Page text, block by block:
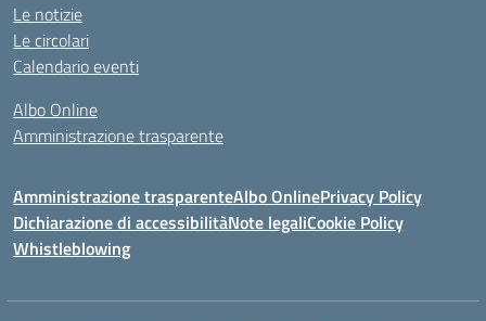
Le notizie
Le circolari
Calendario eventi
Albo Online
Amministrazione trasparente
Amministrazione trasparenteAlbo OnlinePrivacy Policy
Dichiarazione di accessibilitàNote legaliCookie Policy
Whistleblowing